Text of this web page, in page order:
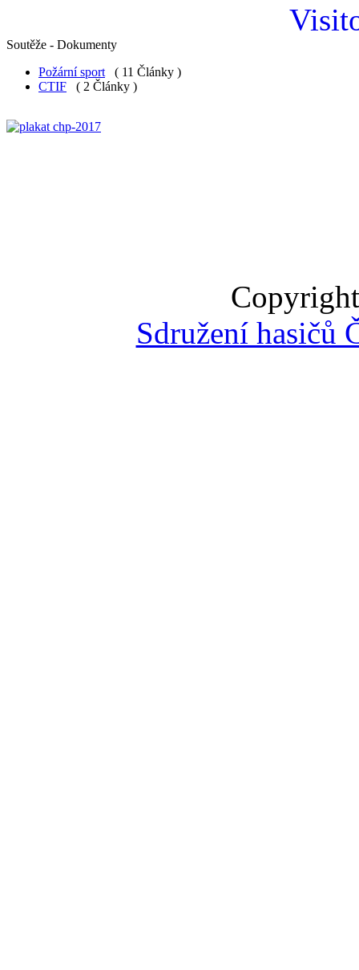
Soutěže - Dokumenty
Požární sport
( 11 Články )
CTIF
( 2 Články )
Sdružení hasičů